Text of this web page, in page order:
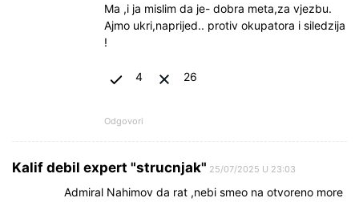
Ma ,i ja mislim da je- dobra meta,za vjezbu.
Ajmo ukri,naprijed.. protiv okupatora i siledzija
!
4 26
Odgovori
Kalif debil expert "strucnjak" 25/07/2025 U 23:03
Admiral Nahimov da rat ,nebi smeo na otvoreno more